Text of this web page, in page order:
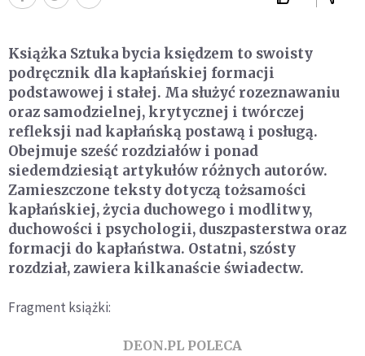
Książka Sztuka bycia księdzem to swoisty
podręcznik dla kapłańskiej formacji
podstawowej i stałej. Ma służyć rozeznawaniu
oraz samodzielnej, krytycznej i twórczej
refleksji nad kapłańską postawą i posługą.
Obejmuje sześć rozdziałów i ponad
siedemdziesiąt artykułów różnych autorów.
Zamieszczone teksty dotyczą tożsamości
kapłańskiej, życia duchowego i modlitwy,
duchowości i psychologii, duszpasterstwa oraz
formacji do kapłaństwa. Ostatni, szósty
rozdział, zawiera kilkanaście świadectw.
Fragment książki:
DEON.PL POLECA